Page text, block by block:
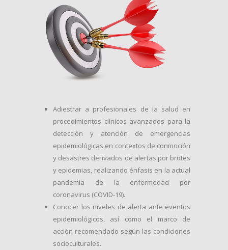
Adiestrar a profesionales de la salud en
procedimientos clínicos avanzados para la
detección y atención de emergencias
epidemiológicas en contextos de conmoción
y desastres derivados de alertas por brotes
y epidemias, realizando énfasis en la actual
pandemia de la enfermedad por
coronavirus (COVID-19).
Conocer los niveles de alerta ante eventos
epidemiológicos, así como el marco de
acción recomendado según las condiciones
socioculturales.